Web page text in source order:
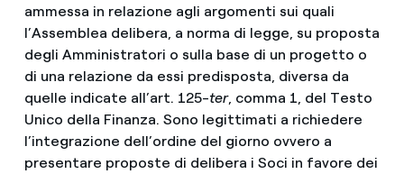
ammessa in relazione agli argomenti sui quali
l’Assemblea delibera, a norma di legge, su proposta
degli Amministratori o sulla base di un progetto o
di una relazione da essi predisposta, diversa da
quelle indicate all’art. 125-ter, comma 1, del Testo
Unico della Finanza. Sono legittimati a richiedere
l’integrazione dell’ordine del giorno ovvero a
presentare proposte di delibera i Soci in favore dei